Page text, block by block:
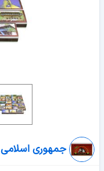
جمهوری اسلامی